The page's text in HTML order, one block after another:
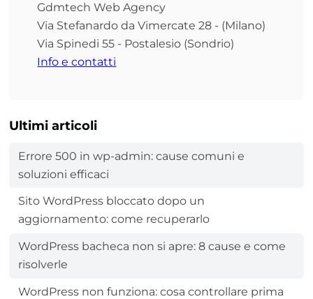
Gdmtech Web Agency
Via Stefanardo da Vimercate 28 - (Milano)
Via Spinedi 55 - Postalesio (Sondrio)
Info e contatti
Ultimi articoli
Errore 500 in wp-admin: cause comuni e
soluzioni efficaci
Sito WordPress bloccato dopo un
aggiornamento: come recuperarlo
WordPress bacheca non si apre: 8 cause e come
risolverle
WordPress non funziona: cosa controllare prima